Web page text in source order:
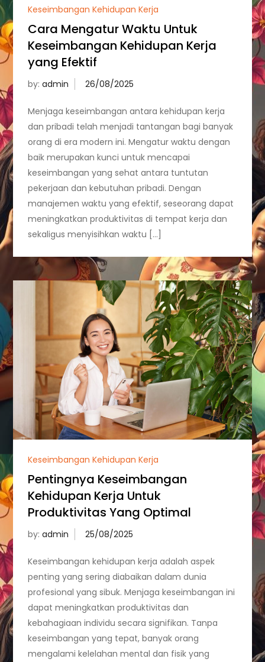
Keseimbangan Kehidupan Kerja
Cara Mengatur Waktu Untuk
Keseimbangan Kehidupan Kerja
yang Efektif
by:admin
Menjaga keseimbangan antara kehidupan kerja
dan pribadi telah menjadi tantangan bagi banyak
orang di era modern ini. Mengatur waktu dengan
baik merupakan kunci untuk mencapai
keseimbangan yang sehat antara tuntutan
pekerjaan dan kebutuhan pribadi. Dengan
manajemen waktu yang efektif, seseorang dapat
meningkatkan produktivitas di tempat kerja dan
sekaligus menyisihkan waktu […]
Keseimbangan Kehidupan Kerja
Pentingnya Keseimbangan
Kehidupan Kerja Untuk
Produktivitas Yang Optimal
by:admin
Keseimbangan kehidupan kerja adalah aspek
penting yang sering diabaikan dalam dunia
profesional yang sibuk. Menjaga keseimbangan ini
dapat meningkatkan produktivitas dan
kebahagiaan individu secara signifikan. Tanpa
keseimbangan yang tepat, banyak orang
mengalami kelelahan mental dan fisik yang